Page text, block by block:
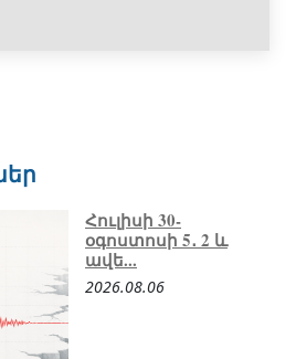
Հուլիսի 30-
օգոստոսի 5․ 2 և
ավե...
2026.08.06